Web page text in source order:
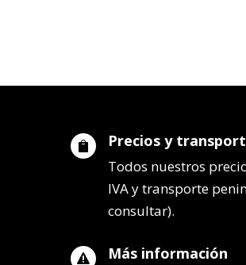
 Precios y
Todos nuestros
IVA y transporte
consultar).
 Más información